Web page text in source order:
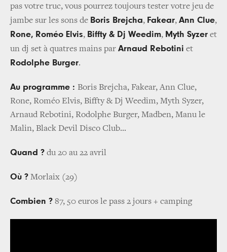
pas votre truc, vous pourrez toujours tester votre jeu de
jambe sur les sons de Boris Brejcha, Fakear, Ann Clue,
Rone, Roméo Elvis, Biffty & Dj Weedim, Myth Syzer et
un dj set à quatres mains par Arnaud Rebotini et
Rodolphe Burger.
Au programme : Boris Brejcha, Fakear, Ann Clue,
Rone, Roméo Elvis, Biffty & Dj Weedim, Myth Syzer,
Arnaud Rebotini, Rodolphe Burger, Madben, Manu le
Malin, Black Devil Disco Club...
Quand ? du 20 au 22 avril
Où ? Morlaix (29)
Combien ? 87, 50 euros le pass 2 jours + camping